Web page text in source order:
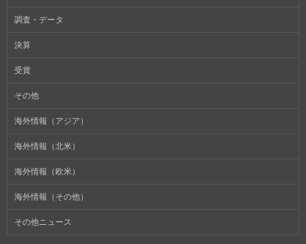
調査・データ
決算
受賞
その他
海外情報（アジア）
海外情報（北米）
海外情報（欧米）
海外情報（その他）
その他ニュース